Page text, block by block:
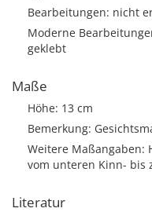
Bearbeitungen: nicht
Moderne
geklebt
Maße
Höhe: 13 cm
Bemerkung:
Weitere Maßangaben:
vom unteren Kinn- bis
Literatur